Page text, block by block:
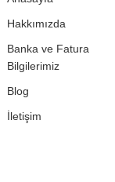
Hakkımızda
Banka ve Fatura
Bilgilerimiz
Blog
İletişim